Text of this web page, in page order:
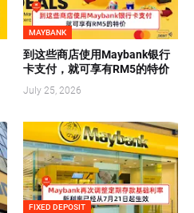
MAYBANK
到这些商店使用Maybank银行
卡支付，就可享有RM5的特价
July 25, 2026
FIXED DEPOSIT